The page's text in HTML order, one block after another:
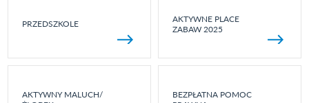
PRZEDSZKOLE
AKTYWNE PLACE
ZABAW 2025
AKTYWNY MALUCH/
BEZPŁATNA POMOC